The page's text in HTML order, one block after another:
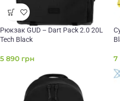
Рюкзак GUD – Dart Pack 2.0 20L
Tech Black
5 890 грн 7